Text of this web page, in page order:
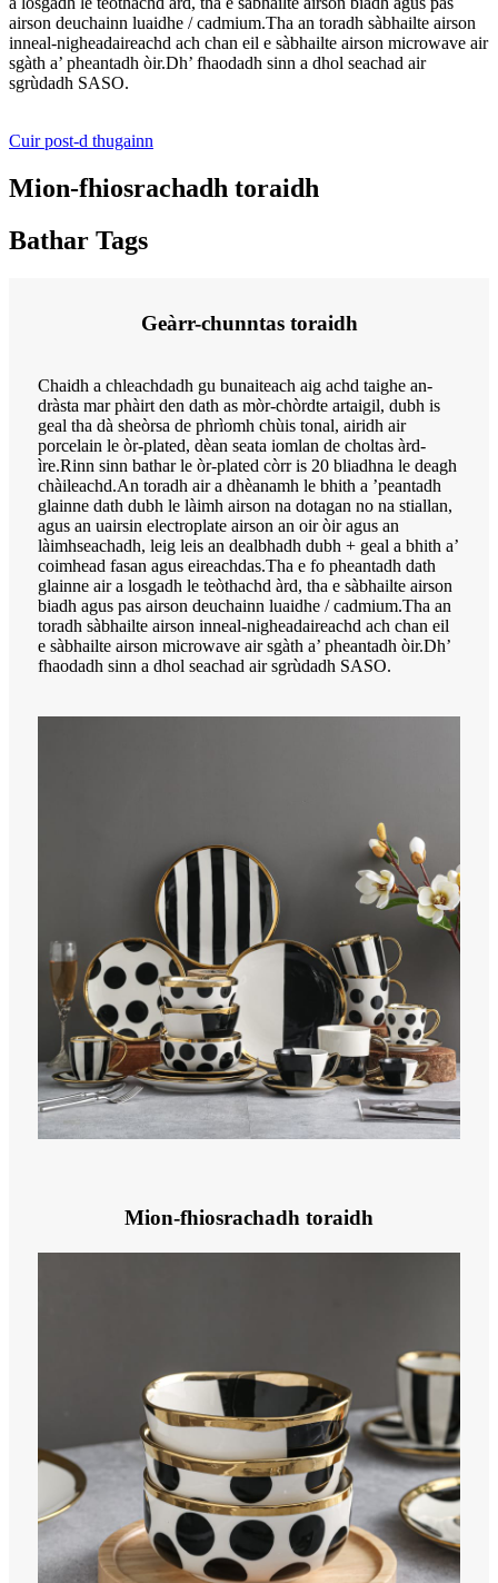
airson deuchainn luaidhe / cadmium.Tha an toradh sàbhailte airson
inneal-nigheadaireachd ach chan eil e sàbhailte airson microwave air
sgàth a’ pheantadh òir.Dh’ fhaodadh sinn a dhol seachad air
sgrùdadh SASO.
Cuir post-d thugainn
Mion-fhiosrachadh toraidh
Bathar Tags
Geàrr-chunntas toraidh
Chaidh a chleachdadh gu bunaiteach aig achd taighe an-
dràsta mar phàirt den dath as mòr-chòrdte artaigil, dubh is
geal tha dà sheòrsa de phrìomh chùis tonal, airidh air
porcelain le òr-plated, dèan seata iomlan de choltas àrd-
ìre.Rinn sinn bathar le òr-plated còrr is 20 bliadhna le deagh
chàileachd.An toradh air a dhèanamh le bhith a ’peantadh
glainne dath dubh le làimh airson na dotagan no na stiallan,
agus an uairsin electroplate airson an oir òir agus an
làimhseachadh, leig leis an dealbhadh dubh + geal a bhith a’
coimhead fasan agus eireachdas.Tha e fo pheantadh dath
glainne air a losgadh le teòthachd àrd, tha e sàbhailte airson
biadh agus pas airson deuchainn luaidhe / cadmium.Tha an
toradh sàbhailte airson inneal-nigheadaireachd ach chan eil
e sàbhailte airson microwave air sgàth a’ pheantadh òir.Dh’
fhaodadh sinn a dhol seachad air sgrùdadh SASO.
Mion-fhiosrachadh toraidh